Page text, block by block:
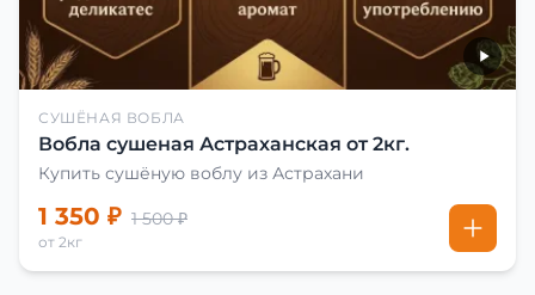
СУШЁНАЯ ВОБЛА
Вобла сушеная Астраханская от 2кг.
Купить сушёную воблу из Астрахани
1 350 ₽ 1 500 ₽
от 2кг